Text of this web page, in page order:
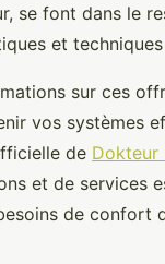
se font dans le
et
sur ces
vos systèmes
de Dokteur
et de services
de confort